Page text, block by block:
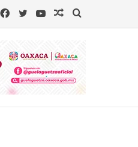
Buscar
Artículo
YouTube
Twitter
Facebook